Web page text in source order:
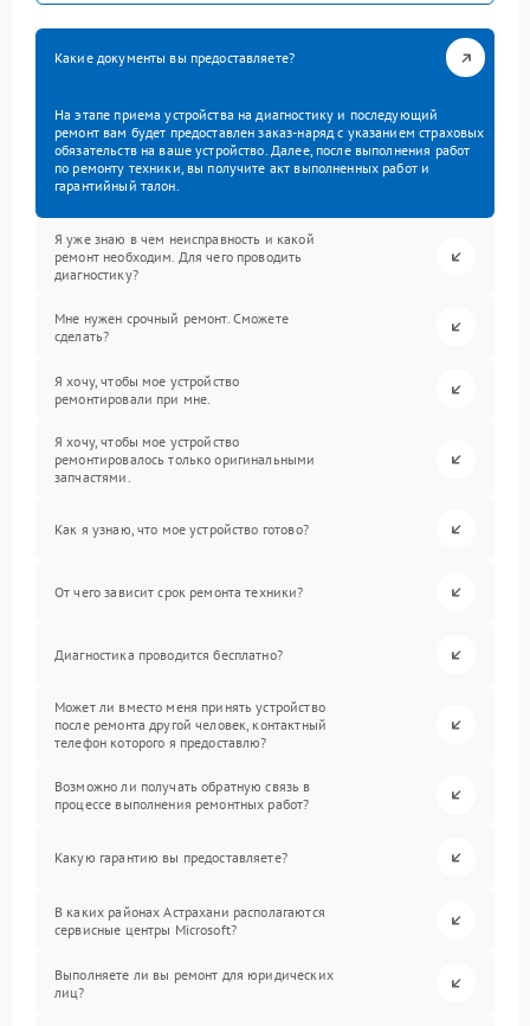
Какие документы вы предоставляете?
На этапе приема устройства на диагностику и последующий
ремонт вам будет предоставлен заказ-наряд с указанием страховых
обязательств на ваше устройство. Далее, после выполнения работ
по ремонту техники, вы получите акт выполненных работ и
гарантийный талон.
Я уже знаю в чем неисправность и какой
ремонт необходим. Для чего проводить
диагностику?
Мне нужен срочный ремонт. Сможете
сделать?
Я хочу, чтобы мое устройство
ремонтировали при мне.
Я хочу, чтобы мое устройство
ремонтировалось только оригинальными
запчастями.
Как я узнаю, что мое устройство готово?
От чего зависит срок ремонта техники?
Диагностика проводится бесплатно?
Может ли вместо меня принять устройство
после ремонта другой человек, контактный
телефон которого я предоставлю?
Возможно ли получать обратную связь в
процессе выполнения ремонтных работ?
Какую гарантию вы предоставляете?
В каких районах Астрахани располагаются
сервисные центры Microsoft?
Выполняете ли вы ремонт для юридических
лиц?